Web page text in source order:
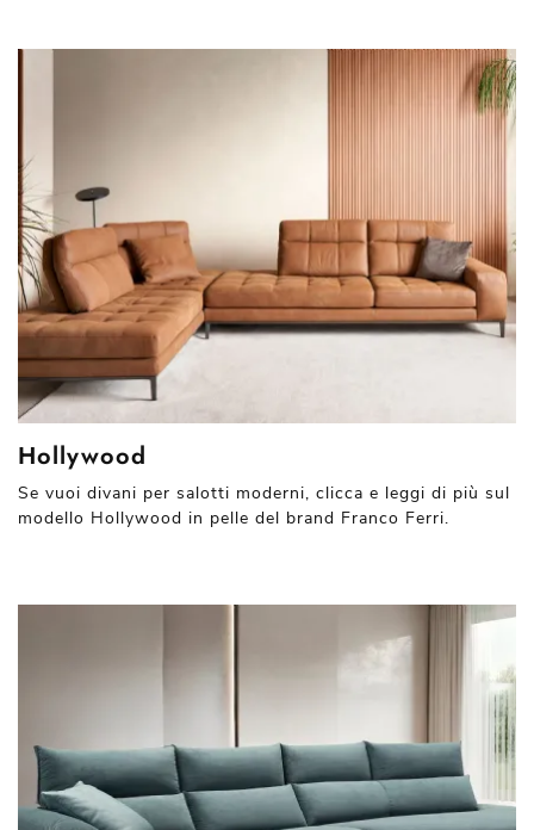
Hollywood
Se vuoi divani per salotti moderni, clicca e leggi di più sul
modello Hollywood in pelle del brand Franco Ferri.